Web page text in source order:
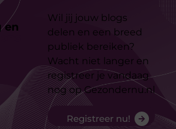
en
Wil jij jouw blogs
delen en een breed
publiek bereiken?
Wacht niet langer en
registreer je vandaag
nog op Gezondernu.nl
Registreer nu!